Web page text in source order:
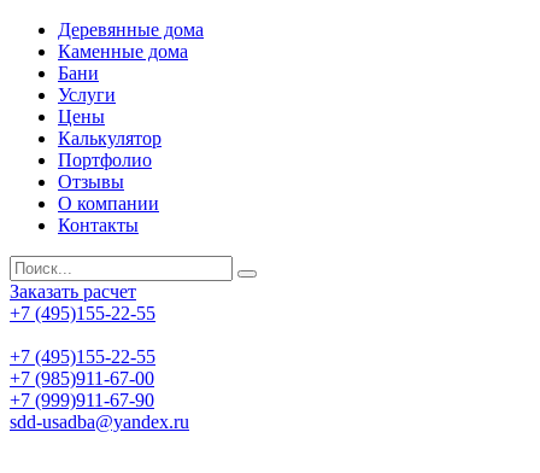
Деревянные дома
Каменные дома
Бани
Услуги
Цены
Калькулятор
Портфолио
Отзывы
О компании
Контакты
Заказать расчет
+7 (495)155-22-55
+7 (495)155-22-55
+7 (985)911-67-00
+7 (999)911-67-90
sdd-usadba@yandex.ru